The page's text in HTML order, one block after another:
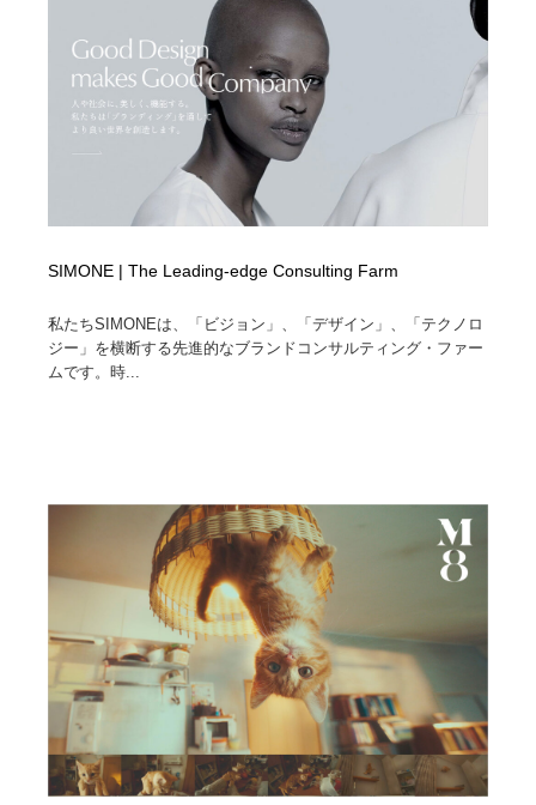
SIMONE | The Leading-edge Consulting Farm
私たちSIMONEは、「ビジョン」、「デザイン」、「テクノロ
ジー」を横断する先進的なブランドコンサルティング・ファー
ムです。時...